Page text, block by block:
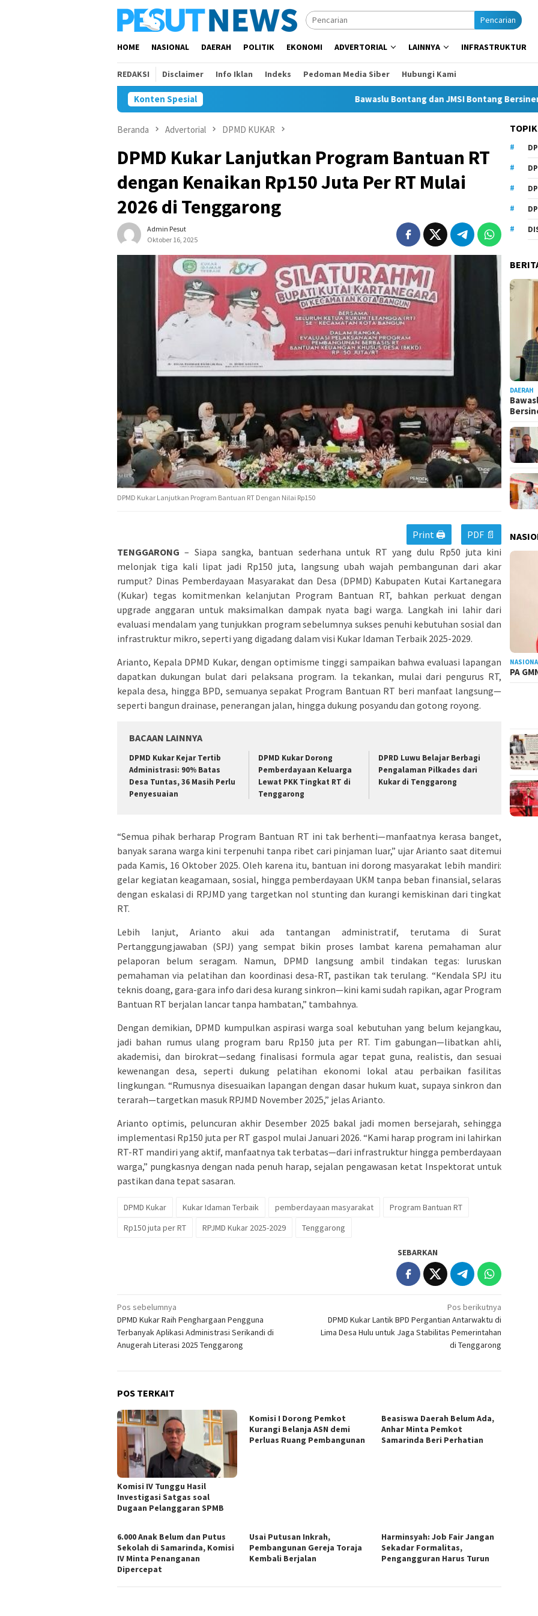
Pencarian
HOME NASIONAL DAERAH POLITIK EKONOMI ADVERTORIAL LAINNYA INFRASTRUKTUR
REDAKSI Disclaimer Info Iklan Indeks Pedoman Media Siber Hubungi Kami
Konten Spesial Bawaslu Bontang dan JMSI Bontang Bersinergi Lawan
Beranda Advertorial DPMD KUKAR
DPMD Kukar Lanjutkan Program Bantuan RT
dengan Kenaikan Rp150 Juta Per RT Mulai
2026 di Tenggarong
Admin Pesut
Oktober 16, 2025
DPMD Kukar Lanjutkan Program Bantuan RT Dengan Nilai Rp150
Print 🖨
PDF 📄
TENGGARONG – Siapa sangka, bantuan sederhana untuk RT yang dulu Rp50 juta kini
melonjak tiga kali lipat jadi Rp150 juta, langsung ubah wajah pembangunan dari akar
rumput? Dinas Pemberdayaan Masyarakat dan Desa (DPMD) Kabupaten Kutai Kartanegara
(Kukar) tegas komitmenkan kelanjutan Program Bantuan RT, bahkan perkuat dengan
upgrade anggaran untuk maksimalkan dampak nyata bagi warga. Langkah ini lahir dari
evaluasi mendalam yang tunjukkan program sebelumnya sukses penuhi kebutuhan sosial dan
infrastruktur mikro, seperti yang digadang dalam visi Kukar Idaman Terbaik 2025-2029.
Arianto, Kepala DPMD Kukar, dengan optimisme tinggi sampaikan bahwa evaluasi lapangan
dapatkan dukungan bulat dari pelaksana program. Ia tekankan, mulai dari pengurus RT,
kepala desa, hingga BPD, semuanya sepakat Program Bantuan RT beri manfaat langsung—
seperti bangun drainase, penerangan jalan, hingga dukung posyandu dan gotong royong.
BACAAN LAINNYA
DPMD Kukar Kejar Tertib
Administrasi: 90% Batas
Desa Tuntas, 36 Masih Perlu
Penyesuaian
DPMD Kukar Dorong
Pemberdayaan Keluarga
Lewat PKK Tingkat RT di
Tenggarong
DPRD Luwu Belajar Berbagi
Pengalaman Pilkades dari
Kukar di Tenggarong
“Semua pihak berharap Program Bantuan RT ini tak berhenti—manfaatnya kerasa banget,
banyak sarana warga kini terpenuhi tanpa ribet cari pinjaman luar,” ujar Arianto saat ditemui
pada Kamis, 16 Oktober 2025. Oleh karena itu, bantuan ini dorong masyarakat lebih mandiri:
gelar kegiatan keagamaan, sosial, hingga pemberdayaan UKM tanpa beban finansial, selaras
dengan eskalasi di RPJMD yang targetkan nol stunting dan kurangi kemiskinan dari tingkat
RT.
Lebih lanjut, Arianto akui ada tantangan administratif, terutama di Surat
Pertanggungjawaban (SPJ) yang sempat bikin proses lambat karena pemahaman alur
pelaporan belum seragam. Namun, DPMD langsung ambil tindakan tegas: luruskan
pemahaman via pelatihan dan koordinasi desa-RT, pastikan tak terulang. “Kendala SPJ itu
teknis doang, gara-gara info dari desa kurang sinkron—kini kami sudah rapikan, agar Program
Bantuan RT berjalan lancar tanpa hambatan,” tambahnya.
Dengan demikian, DPMD kumpulkan aspirasi warga soal kebutuhan yang belum kejangkau,
jadi bahan rumus ulang program baru Rp150 juta per RT. Tim gabungan—libatkan ahli,
akademisi, dan birokrat—sedang finalisasi formula agar tepat guna, realistis, dan sesuai
kewenangan desa, seperti dukung pelatihan ekonomi lokal atau perbaikan fasilitas
lingkungan. “Rumusnya disesuaikan lapangan dengan dasar hukum kuat, supaya sinkron dan
terarah—targetkan masuk RPJMD November 2025,” jelas Arianto.
Arianto optimis, peluncuran akhir Desember 2025 bakal jadi momen bersejarah, sehingga
implementasi Rp150 juta per RT gaspol mulai Januari 2026. “Kami harap program ini lahirkan
RT-RT mandiri yang aktif, manfaatnya tak terbatas—dari infrastruktur hingga pemberdayaan
warga,” pungkasnya dengan nada penuh harap, sejalan pengawasan ketat Inspektorat untuk
pastikan dana tepat sasaran.
DPMD Kukar Kukar Idaman Terbaik pemberdayaan masyarakat
Program Bantuan RT
Rp150 juta per RT
RPJMD Kukar 2025-2029 Tenggarong
SEBARKAN
Navigasi
pos
Pos sebelumnya
DPMD Kukar Raih Penghargaan Pengguna
Terbanyak Aplikasi Administrasi Serikandi di
Anugerah Literasi 2025 Tenggarong
Pos berikutnya
DPMD Kukar Lantik BPD Pergantian Antarwaktu di
Lima Desa Hulu untuk Jaga Stabilitas Pemerintahan
di Tenggarong
POS TERKAIT
Komisi IV Tunggu Hasil
Investigasi Satgas soal
Dugaan Pelanggaran SPMB
Komisi I Dorong Pemkot
Kurangi Belanja ASN demi
Perluas Ruang Pembangunan
Beasiswa Daerah Belum Ada,
Anhar Minta Pemkot
Samarinda Beri Perhatian
6.000 Anak Belum dan Putus
Sekolah di Samarinda, Komisi
IV Minta Penanganan
Dipercepat
Usai Putusan Inkrah,
Pembangunan Gereja Toraja
Kembali Berjalan
Harminsyah: Job Fair Jangan
Sekadar Formalitas,
Pengangguran Harus Turun
DAERAH
PA